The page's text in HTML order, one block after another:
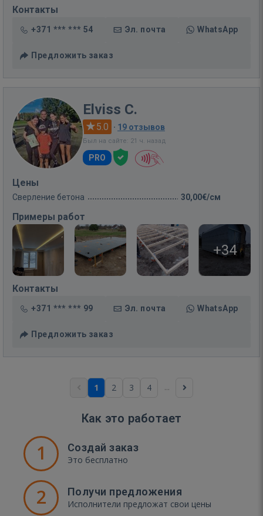
Контакты
+371 *** *** 54 Эл. почта WhatsApp
Предложить заказ
Elviss C.
5.0 · 19 отзывов
Был на сайте: 21 ч. назад
PRO
Цены
Сверление бетона 30,00€/см
Примеры работ
+34
Контакты
+371 *** *** 99 Эл. почта WhatsApp
Предложить заказ
1 2 3 4 ...
Как это работает
1 Создай заказ
Это бесплатно
2 Получи предложения
Исполнители предложат свои цены